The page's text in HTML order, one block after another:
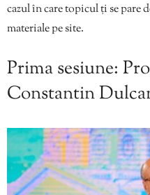
cazul în care topicul ți se pare
materiale pe site.
Prima sesiune:
Constantin